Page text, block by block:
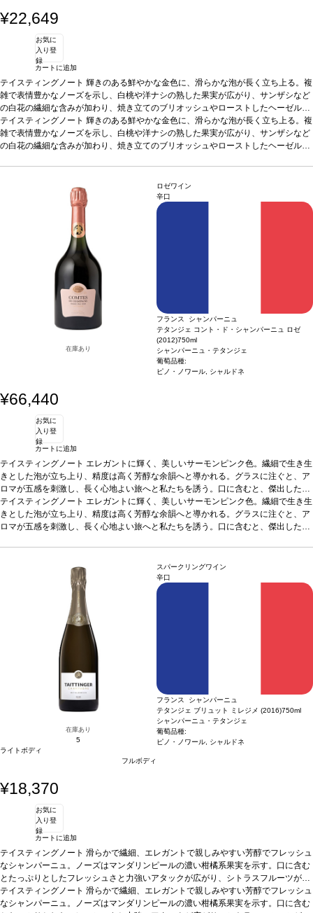
¥22,649
お気に
入り登
録
カートに追加
テイスティングノート 輝きのある鮮やかな金色に、滑らかな泡が長く立ち上る。複
雑で表情豊かなノーズを示し、白桃や洋ナシの熟した果実が広がり、サンザシなど
の白花の繊細な含みが加わり、焼き立てのブリオッシュやローストしたヘーゼルナ
ッツのほのかな芳香が締めくくる。口に含むと、クリーミーなテクスチャーと活気
のある爽やかさに魅了され、アプリコットやマンゴーなどの果物の風味がハチミツ
やトーストと見事に調和している。微かなミネラルが深味を与え、持続するフィニ
テイスティングノート 輝きのある鮮やかな金色に、滑らかな泡が長く立ち上る。複
雑で表情豊かなノーズを示し、白桃や洋ナシの熟した果実が広がり、サンザシなど
の白花の繊細な含みが加わり、焼き立てのブリオッシュやローストしたヘーゼルナ
やトーストと見事に調和している。微かなミネラルが深味を与え、持続するフィニ
ッシュが心地良いフレッシュさとエレガンスの余韻へと導く。
ワール 55%、シャルドネ 45%
在庫あり
ロゼワイン
辛口
フランス シャンパーニュ
テタンジェ コント・ド・シャンパーニュ ロゼ
(2012)750ml
シャンパーニュ・テタンジェ
葡萄品種:
ピノ・ノワール, シャルドネ
¥66,440
お気に
入り登
録
カートに追加
テイスティングノート エレガントに輝く、美しいサーモンピンク色。繊細で生き生
きとした泡が立ち上り、精度は高く芳醇な余韻へと導かれる。グラスに注ぐと、ア
ロマが五感を刺激し、長く心地よい旅へと私たちを誘う。口に含むと、傑出したシ
ャンパーニュに満たされる。繊細で柔らかく生き生きとしており、野イチゴやフレ
ッシュなレッドカラントが展開する。上質な泡が力強くバランスの取れたアロマ
に、繊細で調和のとれたタッチを加える。美味しい苦みとほのかな酸味のフレッシ
レンド。まるで優しく撫でられているような心地よさを感じる」by テタンジェ・ア
ンバサダー、ヴィトリー・テタンジェ
合う料理
ント・シャウルス チーズやスッキリした甘みの焼き梨、またはブルーベリータルト
葡萄品種
テイスティングノート エレガントに輝く、美しいサーモンピンク色。繊細で生き生
きとした泡が立ち上り、精度は高く芳醇な余韻へと導かれる。グラスに注ぐと、ア
ロマが五感を刺激し、長く心地よい旅へと私たちを誘う。口に含むと、傑出したシ
に、繊細で調和のとれたタッチを加える。美味しい苦みとほのかな酸味のフレッシ
ュさが、さらなる高みへと昇華させてくれる。本来のポテンシャルと複雑さを十分
に発揮するには、時間を要する一本。 「厳選された葡萄から造る、最も官能的なブ
レンド。まるで優しく撫でられているような心地よさを感じる」by テタンジェ・ア
ンバサダー、ヴィトリー・テタンジェ
ント・シャウルス チーズやスッキリした甘みの焼き梨、またはブルーベリータルト
葡萄品種ピノ・ノワール 60%、シャルドネ 40%
在庫あり
5
ライトボディ
フルボディ
スパークリングワイン
辛口
フランス シャンパーニュ
テタンジェ ブリュット ミレジメ (2016)750ml
シャンパーニュ・テタンジェ
葡萄品種:
ピノ・ノワール, シャルドネ
¥18,370
お気に
入り登
録
カートに追加
テイスティングノート 滑らかで繊細、エレガントで親しみやすい芳醇でフレッシュ
なシャンパーニュ。ノーズはマンダリンピールの濃い柑橘系果実を示す。口に含む
とたっぷりとしたフレッシュさと力強いアタックが広がり、シトラスフルーツが支
配する。特徴的な美味しいコクが続き、洋ナシやレーズンの風味を伴い、複雑なフ
ィニッシュへと導かれる。素晴らしい余韻は、リコリスが彩る。合う料理繊細な
テイスティングノート 滑らかで繊細、エレガントで親しみやすい芳醇でフレッシュ
なシャンパーニュ。ノーズはマンダリンピールの濃い柑橘系果実を示す。口に含む